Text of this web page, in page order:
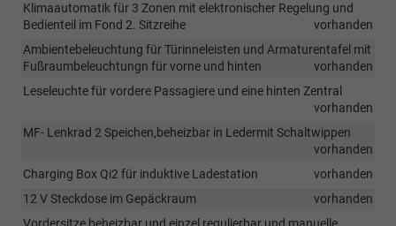
Klimaautomatik für 3 Zonen mit elektronischer Regelung und
Bedienteil im Fond 2. Sitzreihe
vorhanden
Ambientebeleuchtung für Türinneleisten und Armaturentafel mit
Fußraumbeleuchtungn für vorne und hinten
vorhanden
Leseleuchte für vordere Passagiere und eine hinten Zentral
vorhanden
MF- Lenkrad 2 Speichen,beheizbar in Ledermit Schaltwippen
vorhanden
Charging Box Qi2 für induktive Ladestation
vorhanden
12 V Steckdose im Gepäckraum
vorhanden